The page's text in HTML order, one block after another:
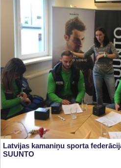
Latvijas kamaniņu sporta
SUUNTO